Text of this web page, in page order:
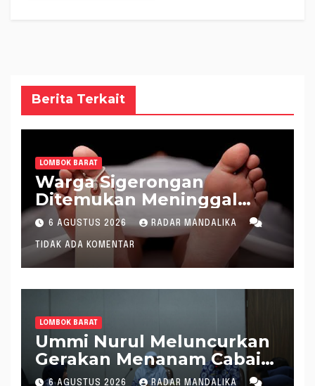
Berita Terkait
LOMBOK BARAT
Warga Sigerongan
Ditemukan Meninggal
saat Setrum Ikan di
Sungai
6 AGUSTUS 2026 RADAR MANDALIKA
TIDAK ADA KOMENTAR
LOMBOK BARAT
Ummi Nurul Meluncurkan
Gerakan Menanam Cabai
Tangani Inflasi
6 AGUSTUS 2026 RADAR MANDALIKA